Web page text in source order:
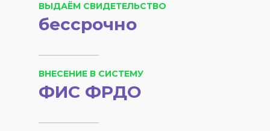
ВЫДАЁМ СВИДЕТЕЛЬСТВО
бессрочно
ВНЕСЕНИЕ В СИСТЕМУ
ФИС ФРДО